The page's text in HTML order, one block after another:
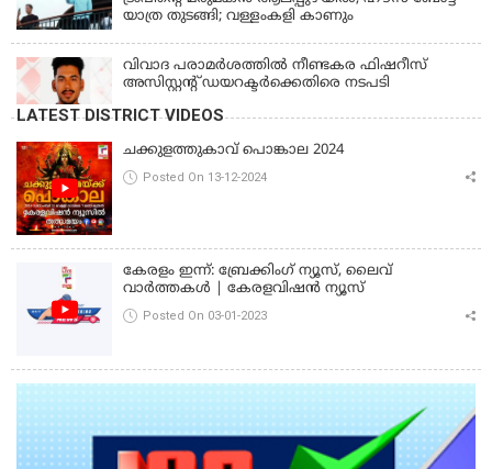
യാത്ര തുടങ്ങി; വള്ളംകളി കാണും
വിവാദ പരാമര്‍ശത്തില്‍ നീണ്ടകര ഫിഷറീസ്
അസിസ്റ്റന്റ് ഡയറക്ടര്‍ക്കെതിരെ നടപടി
LATEST DISTRICT VIDEOS
ചക്കുളത്തുകാവ് പൊങ്കാല 2024
Posted On 13-12-2024
കേരളം ഇന്ന്: ബ്രേക്കിംഗ് ന്യൂസ്, ലൈവ്
വാർത്തകൾ | കേരളവിഷൻ ന്യൂസ്
Posted On 03-01-2023